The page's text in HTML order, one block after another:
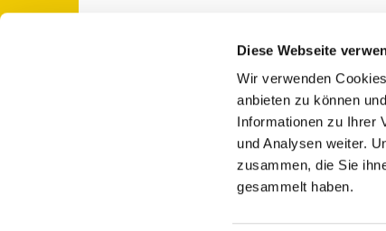
Diese Webseite
Wir verwenden
anbieten zu können
Informationen zu Ihrer
und Analysen weiter.
zusammen, die Sie
gesammelt haben.
St. Otto: Katholische Kirche